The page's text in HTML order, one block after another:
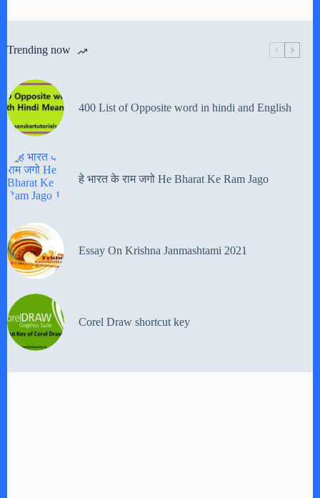
Trending now
400 List of Opposite word in hindi and English
हे भारत के राम जगो He Bharat Ke Ram Jago
Essay On Krishna Janmashtami 2021
Corel Draw shortcut key